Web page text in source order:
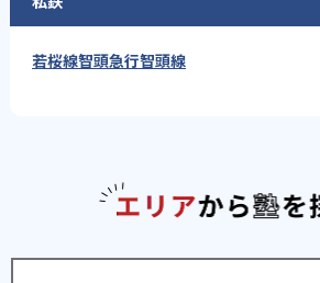
若桜線智頭急行智頭線